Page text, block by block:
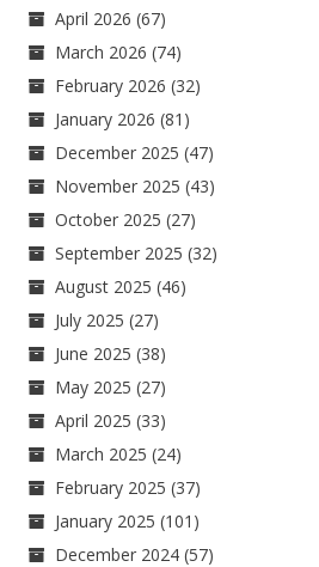
April 2026 (67)
March 2026 (74)
February 2026 (32)
January 2026 (81)
December 2025 (47)
November 2025 (43)
October 2025 (27)
September 2025 (32)
August 2025 (46)
July 2025 (27)
June 2025 (38)
May 2025 (27)
April 2025 (33)
March 2025 (24)
February 2025 (37)
January 2025 (101)
December 2024 (57)